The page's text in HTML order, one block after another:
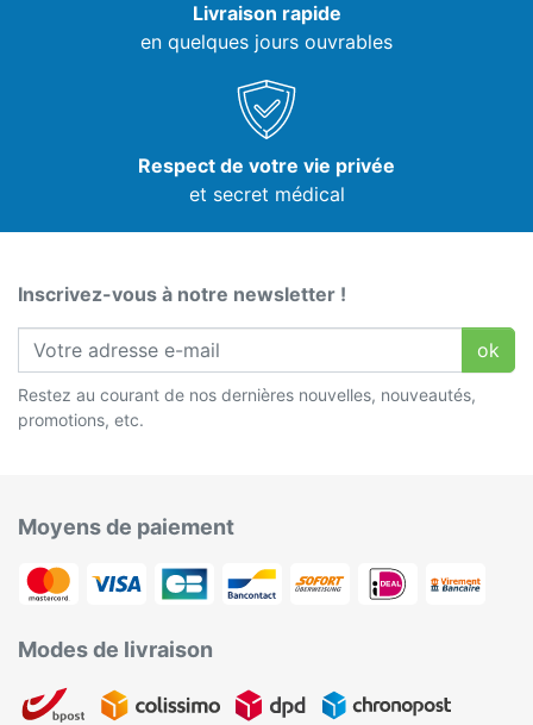
Livraison rapide
en quelques jours ouvrables
Respect de votre vie privée
et secret médical
Inscrivez-vous à notre newsletter !
ok
Restez au courant de nos dernières nouvelles, nouveautés,
promotions, etc.
Moyens de paiement
Modes de livraison